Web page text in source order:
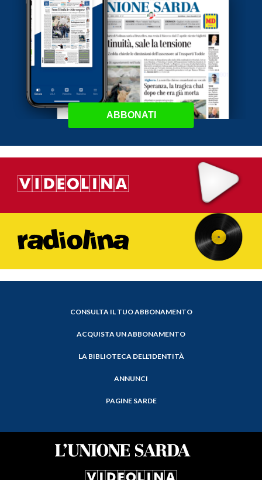
ABBONATI
CONSULTA IL TUO ABBONAMENTO
ACQUISTA UN ABBONAMENTO
LA BIBLIOTECA DELL'IDENTITÀ
ANNUNCI
PAGINE SARDE